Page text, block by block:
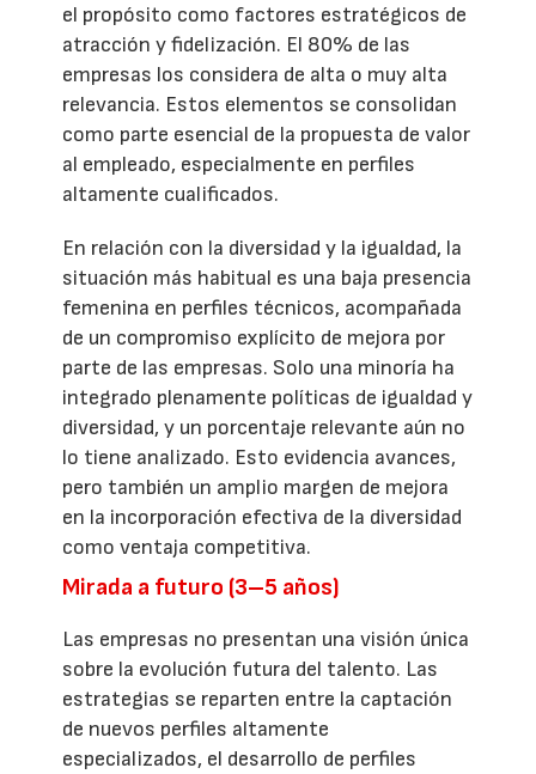
el propósito como factores estratégicos de
atracción y fidelización. El 80% de las
empresas los considera de alta o muy alta
relevancia. Estos elementos se consolidan
como parte esencial de la propuesta de valor
al empleado, especialmente en perfiles
altamente cualificados.
En relación con la diversidad y la igualdad, la
situación más habitual es una baja presencia
femenina en perfiles técnicos, acompañada
de un compromiso explícito de mejora por
parte de las empresas. Solo una minoría ha
integrado plenamente políticas de igualdad y
diversidad, y un porcentaje relevante aún no
lo tiene analizado. Esto evidencia avances,
pero también un amplio margen de mejora
en la incorporación efectiva de la diversidad
como ventaja competitiva.
Mirada a futuro (3–5 años)
Las empresas no presentan una visión única
sobre la evolución futura del talento. Las
estrategias se reparten entre la captación
de nuevos perfiles altamente
especializados, el desarrollo de perfiles